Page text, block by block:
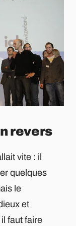
revers
vite : il
quelques
le
et
faut faire